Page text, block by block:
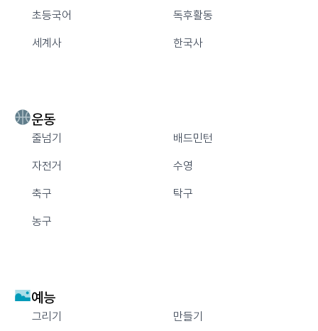
초등국어 독후활동
세계사 한국사
운동
줄넘기 배드민턴
자전거 수영
축구 탁구
농구
예능
그리기 만들기